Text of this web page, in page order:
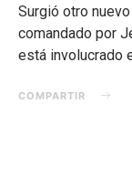
Surgió otro
comandado por
está involucrado
COMPARTIR